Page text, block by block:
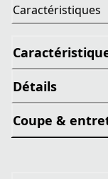
Caractéristiques
Détails
Coupe &